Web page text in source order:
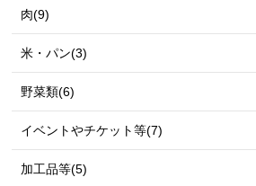
肉(9)
米・パン(3)
野菜類(6)
イベントやチケット等(7)
加工品等(5)